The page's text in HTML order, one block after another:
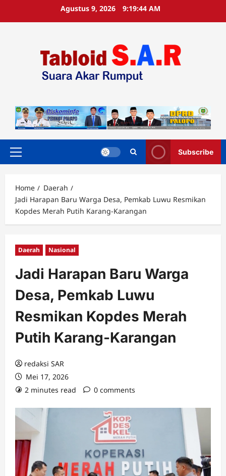
Agustus 9, 2026 9:19:45 AM
Subscribe
Home
Daerah
Jadi Harapan Baru Warga Desa, Pemkab Luwu Resmikan
Kopdes Merah Putih Karang-Karangan
Daerah Nasional
Jadi Harapan Baru Warga
Desa, Pemkab Luwu
Resmikan Kopdes Merah
Putih Karang-Karangan
redaksi SAR
Mei 17, 2026
2 minutes read
0 comments